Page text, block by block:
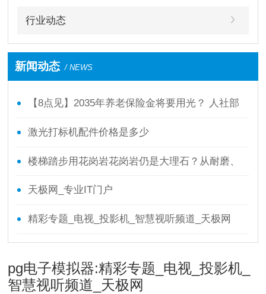
行业动态
新闻动态 / NEWS
【8点见】2035年养老保险金将要用光？ 人社部
回应了！
激光打标机配件价格是多少
楼梯踏步用花岗岩花岗岩仍是大理石？从耐磨、
防滑、本钱全面剖析
天极网_专业IT门户
精彩专题_电视_投影机_智慧视听频道_天极网
pg电子模拟器:精彩专题_电视_投影机_
智慧视听频道_天极网